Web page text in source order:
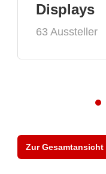
Displays
63 Aussteller
Zur Gesamtansicht